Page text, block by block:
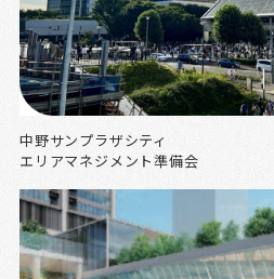
中野サンプラザシティ
エリアマネジメント準備会